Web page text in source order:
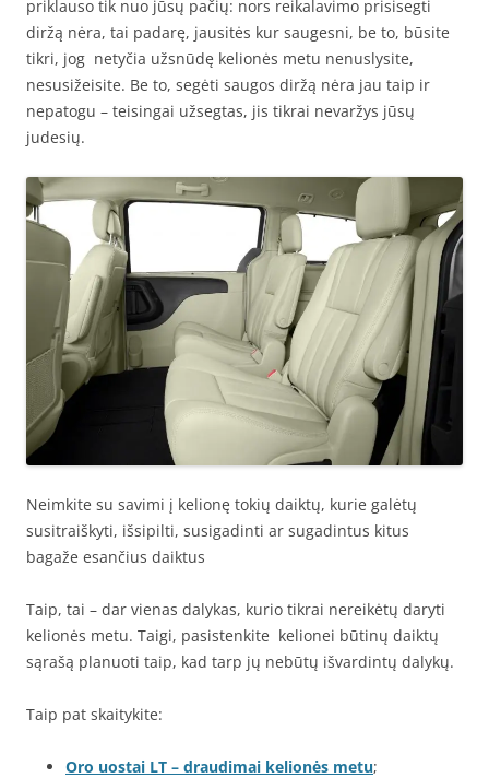
priklauso tik nuo jūsų pačių: nors reikalavimo prisisegti
diržą nėra, tai padarę, jausitės kur saugesni, be to, būsite
tikri, jog netyčia užsnūdę kelionės metu nenuslysite,
nesusižeisite. Be to, segėti saugos diržą nėra jau taip ir
nepatogu – teisingai užsegtas, jis tikrai nevaržys jūsų
judesių.
Neimkite su savimi į kelionę tokių daiktų, kurie galėtų
susitraiškyti, išsipilti, susigadinti ar sugadintus kitus
bagaže esančius daiktus
Taip, tai – dar vienas dalykas, kurio tikrai nereikėtų daryti
kelionės metu. Taigi, pasistenkite kelionei būtinų daiktų
sąrašą planuoti taip, kad tarp jų nebūtų išvardintų dalykų.
Taip pat skaitykite:
Oro uostai LT – draudimai kelionės metu;